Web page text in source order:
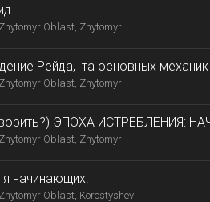
Oblast, Zhytomyr
Рейда, та основных
в zoom
Oblast, Zhytomyr
ЭПОХА ИСТРЕБЛЕНИЯ:
Oblast, Zhytomyr
начинающих.
Oblast, Korostyshev